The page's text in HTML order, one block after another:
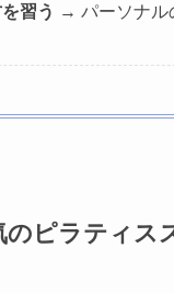
習う → パーソナル
のピラティス